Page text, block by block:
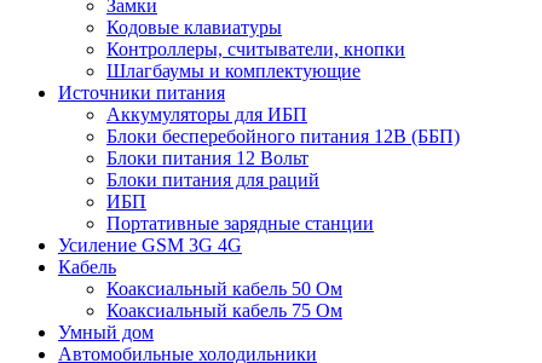
Замки
Кодовые клавиатуры
Контроллеры, считыватели, кнопки
Шлагбаумы и комплектующие
Источники питания
Аккумуляторы для ИБП
Блоки бесперебойного питания 12В (ББП)
Блоки питания 12 Вольт
Блоки питания для раций
ИБП
Портативные зарядные станции
Усиление GSM 3G 4G
Кабель
Коаксиальный кабель 50 Ом
Коаксиальный кабель 75 Ом
Умный дом
Автомобильные холодильники